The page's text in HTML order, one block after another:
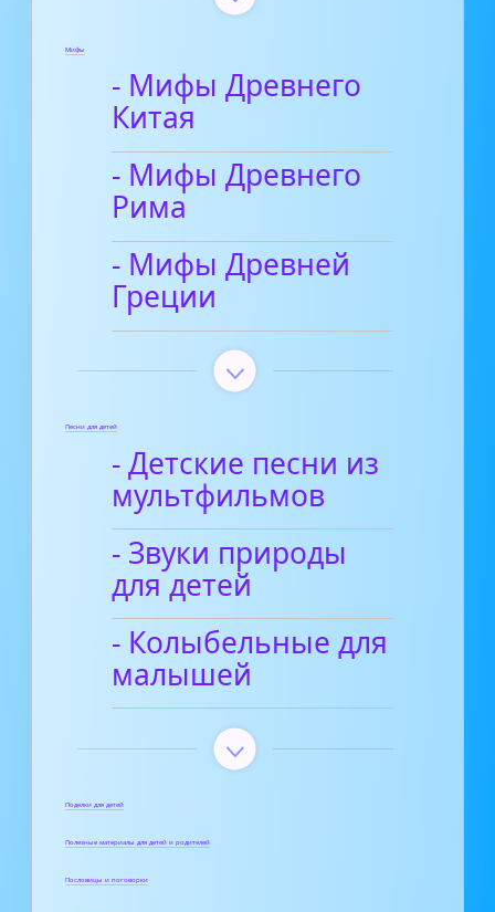
Мифы
- Мифы Древнего
Китая
- Мифы Древнего
Рима
- Мифы Древней
Греции
Песни для детей
- Детские песни из
мультфильмов
- Звуки природы
для детей
- Колыбельные для
малышей
Поделки для детей
Полезные материалы для детей и родителей
Пословицы и поговорки